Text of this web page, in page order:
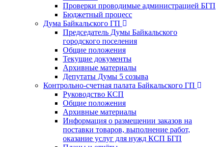
Проверки проводимые администрацией БГП
Бюджетный процесс
Дума Байкальского ГП
Председатель Думы Байкальского
городского поселения
Общие положения
Текущие документы
Архивные материалы
Депутаты Думы 5 созыва
Контрольно-счетная палата Байкальского ГП
Руководство КСП
Общие положения
Архивные материалы
Информация о размещении заказов на
поставки товаров, выполнение работ,
оказание услуг для нужд КСП БГП